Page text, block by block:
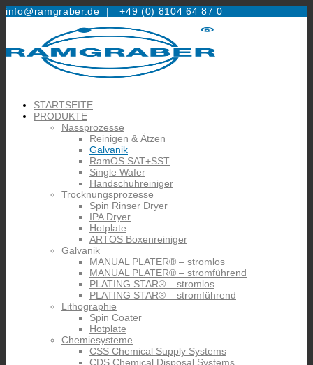
info@ramgraber.de | +49 (0) 8104 64 87 0
STARTSEITE
PRODUKTE
Nassprozesse
Reinigen & Ätzen
Galvanik
RamOS SAT+SST
Single Wafer
Handschuhreiniger
Trocknungsprozesse
Spin Rinser Dryer
IPA Dryer
Hotplate
ARTOS Boxenreiniger
Galvanik
MANUAL PLATER® – stromlos
MANUAL PLATER® – stromführend
PLATING STAR® – stromlos
PLATING STAR® – stromführend
Lithographie
Spin Coater
Hotplate
Chemiesysteme
CSS Chemical Supply Systems
CDS Chemical Disposal Systems